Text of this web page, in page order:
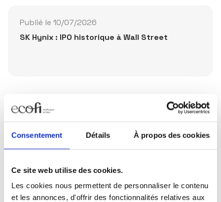
Consentement Détails À propos des cookies
Ce site web utilise des cookies.
Les cookies nous permettent de personnaliser le contenu
et les annonces, d'offrir des fonctionnalités relatives aux
Publié le 10/07/2026
SK Hynix : IPO historique à Wall Street
Partager la publication
Restez informés